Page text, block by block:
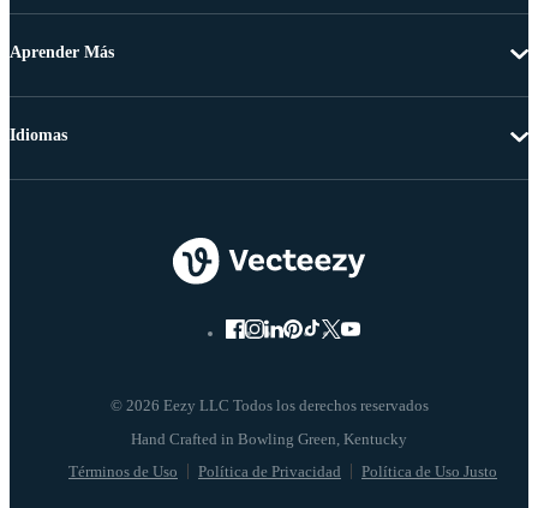
Aprender Más
© 2026 Eezy LLC Todos los derechos reservados
Términos de Uso Política de Privacidad Política de Uso Justo
Idiomas